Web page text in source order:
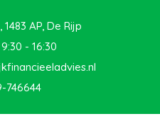
AP, De Rijp
- 16:30
746644